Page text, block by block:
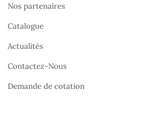
Nos partenaires
Catalogue
Actualités
Contactez-Nous
Demande de cotation